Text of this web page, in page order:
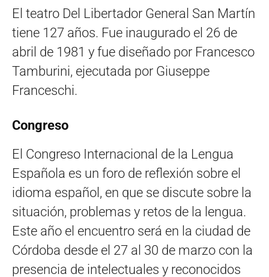
El teatro Del Libertador General San Martín
tiene 127 años. Fue inaugurado el 26 de
abril de 1981 y fue diseñado por Francesco
Tamburini, ejecutada por Giuseppe
Franceschi.
Congreso
El Congreso Internacional de la Lengua
Española es un foro de reflexión sobre el
idioma español, en que se discute sobre la
situación, problemas y retos de la lengua.
Este año el encuentro será en la ciudad de
Córdoba desde el 27 al 30 de marzo con la
presencia de intelectuales y reconocidos